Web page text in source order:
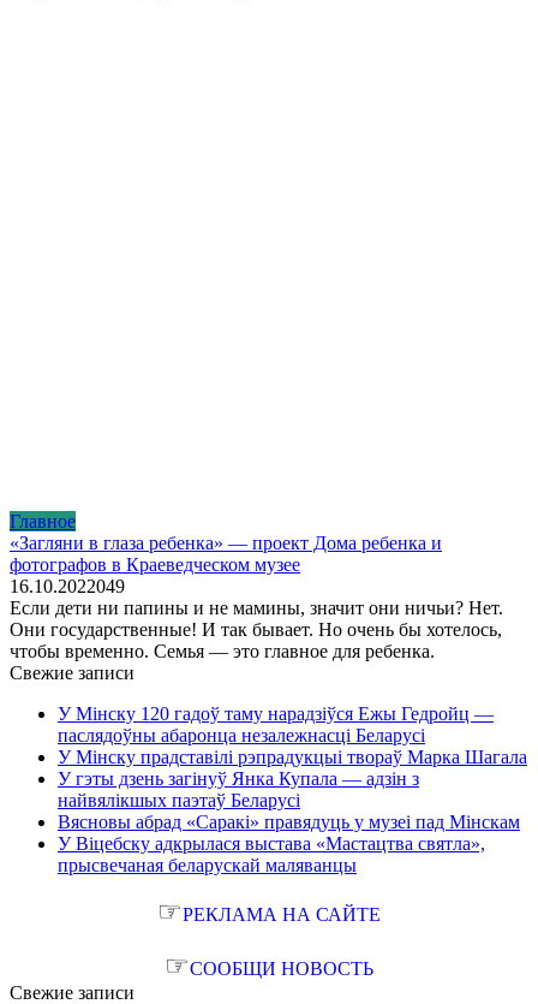
Главное
«Загляни в глаза ребенка» — проект Дома ребенка и
фотографов в Краеведческом музее
16.10.2022049
Если дети ни папины и не мамины, значит они ничьи? Нет.
Они государственные! И так бывает. Но очень бы хотелось,
чтобы временно. Семья — это главное для ребенка.
Свежие записи
У Мінску 120 гадоў таму нарадзіўся Ежы Гедройц —
паслядоўны абаронца незалежнасці Беларусі
У Мінску прадставілі рэпрадукцыі твораў Марка Шагала
У гэты дзень загінуў Янка Купала — адзін з
найвялікшых паэтаў Беларусі
Вясновы абрад «Саракі» правядуць у музеі пад Мінскам
У Віцебску адкрылася выстава «Мастацтва святла»,
прысвечаная беларускай маляванцы
☞РЕКЛАМА НА САЙТЕ
☞СООБЩИ НОВОСТЬ
Свежие записи